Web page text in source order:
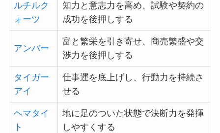
ルチルク
ォーツ
知力と意志力を高め、試験や契約の
成功を後押しする
アンバー
富と繁栄を引き寄せ、商売繁盛や交
渉力を後押しする
タイガー
アイ
仕事運を底上げし、行動力を持続さ
せる
ヘマタイ
ト
地に足のついた状態で決断力を発揮
しやすくする